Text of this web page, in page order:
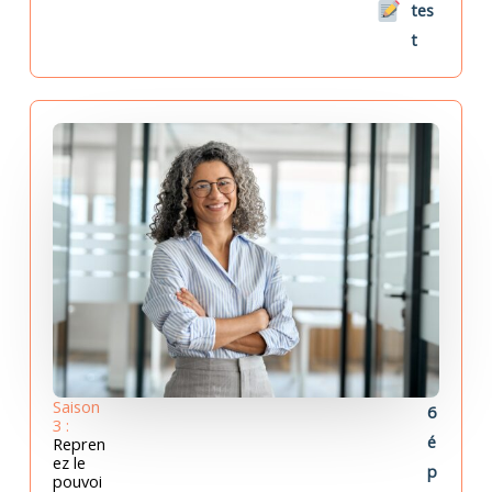
tes
t
Saison
3 :
Repren
ez le
pouvoi
6
é
p